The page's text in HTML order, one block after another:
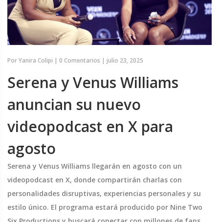
PorYanira Colipi | 0 Comentarios | julio 23, 2025
Serena y Venus Williams
anuncian su nuevo
videopodcast en X para
agosto
Serena y Venus Williams llegarán en agosto con un
videopodcast en X, donde compartirán charlas con
personalidades disruptivas, experiencias personales y su
estilo único. El programa estará producido por Nine Two